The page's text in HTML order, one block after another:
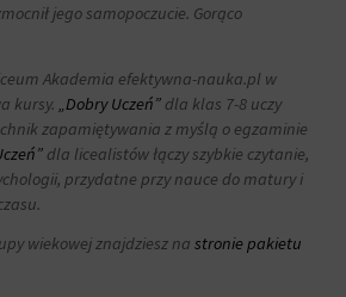
jego samopoczucie. Gorąco
Akademia efektywna-nauka.pl w
kursy. „Dobry Uczeń”dla klas 7-8 uczy
zapamiętywania z myślą o egzaminie
dla licealistów łączy szybkie czytanie,
przydatne przy nauce do matury i
wiekowej znajdziesz na stronie pakietu